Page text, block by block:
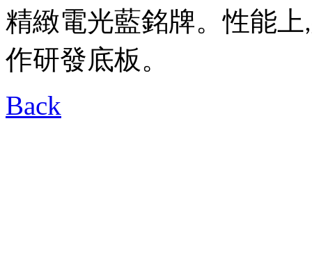
精緻電光藍銘牌。性能上,
作研發底板。
Back